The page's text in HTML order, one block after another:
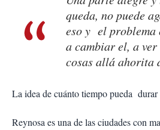
queda, no puede
eso y el problema
a cambiar el, a ver
cosas allá ahorita
La idea de cuánto tiempo pueda durar
Reynosa es una de las ciudades con